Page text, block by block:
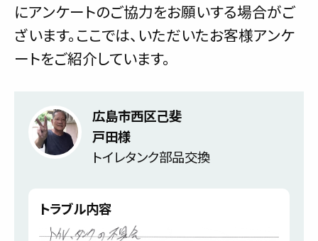
にアンケートのご協力をお願いする場合がご
ざいます。ここでは、いただいたお客様アンケ
ートをご紹介しています。
広島市西区己斐
戸田様
トイレタンク部品交換
トラブル内容